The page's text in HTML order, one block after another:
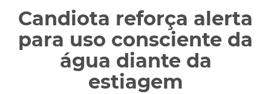
Candiota reforça alerta
para uso consciente da
água diante da
estiagem